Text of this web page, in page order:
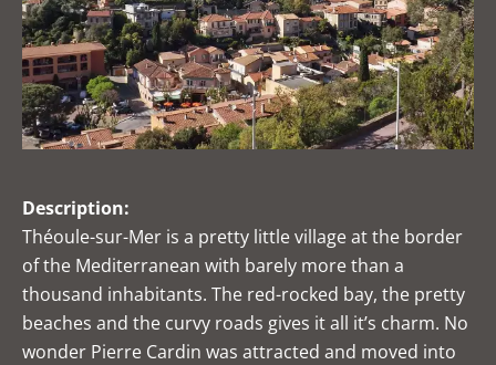
Description:
Théoule-sur-Mer is a pretty little village at the border
of the Mediterranean with barely more than a
thousand inhabitants. The red-rocked bay, the pretty
beaches and the curvy roads gives it all it’s charm. No
wonder Pierre Cardin was attracted and moved into